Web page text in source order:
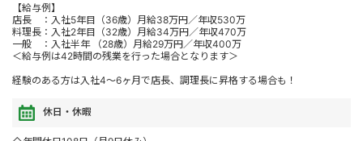
【給与例】
店長 ：入社5年目（36歳）月給38万円／年収530万
料理長：入社2年目（32歳）月給34万円／年収470万
一般 ：入社半年 （28歳）月給29万円／年収400万
＜給与例は42時間の残業を行った場合となります＞
経験のある方は入社4～6ヶ月で店長、調理長に昇格する場合も！
休日・休暇